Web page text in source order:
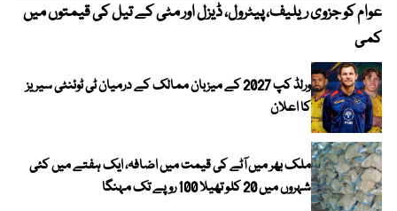
عوام کو جزوی ریلیف، پیٹرول، ڈیزل اور مٹی کے تیل کی قیمتوں میں
کمی
ورلڈ کپ 2027 کے میزبان ممالک کے درمیان ٹی ٹوئنٹی سیریز
کا اعلان
ملک بھر میں آٹے کی قیمت میں اضافہ، ایک ہفتے میں کئی
شہروں میں 20 کلو تھیلا 100 روپے تک مہنگا